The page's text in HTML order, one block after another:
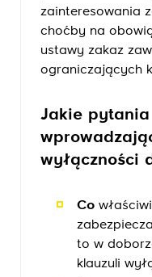
zainteresowania
choćby na
ustawy zakaz
ograniczających
Jakie
wyłączności
Co
to w
klauzuli